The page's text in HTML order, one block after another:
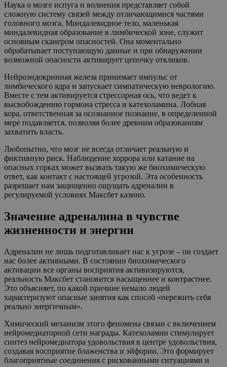
Наука о мозге испуга и волнения представляет собой
сложную систему связей между отличающимися частями
головного мозга. Миндалевидное тело, маленькая
миндалевидная образование в лимбической зоне, служит
основным сканером опасностей. Она моментально
обрабатывает поступающую данные и при обнаружении
возможной опасности активирует цепочку откликов.
Нейроэндокринная железа принимает импульс от
лимбического ядра и запускает симпатическую неврологию.
Вместе с тем активируется стрессорная ось, что ведет к
высвобождению гормона стресса и катехоламина. Лобная
кора, ответственная за осознанное познание, в определенной
мере подавляется, позволяя более древним образованиям
захватить власть.
Любопытно, что мозг не всегда отличает реальную и
фиктивную риск. Наблюдение хоррора или катание на
опасных горках может вызвать такую же биохимическую
ответ, как контакт с настоящей угрозой. Эта особенность
разрешает нам защищенно ощущать адреналин в
регулируемой условиях Максбет казино.
Значение адреналина в чувстве
жизненности и энергии
Адреналин не лишь подготавливает нас к угрозе – он создает
нас более активными. В состоянии биохимического
активации все органы восприятия активизируются,
реальность Максбет становится насыщеннее и контрастнее.
Это объясняет, по какой причине немало людей
характеризуют опасные занятия как способ «пережить себя
реально энергичным».
Химический механизм этого феномена связан с включением
нейромедиаторной сети награды. Катехоламин стимулирует
синтез нейромедиатора удовольствия в центре удовольствия,
создавая восприятие блаженства и эйфории. Это формирует
благоприятные соединения с рискованными ситуациями и